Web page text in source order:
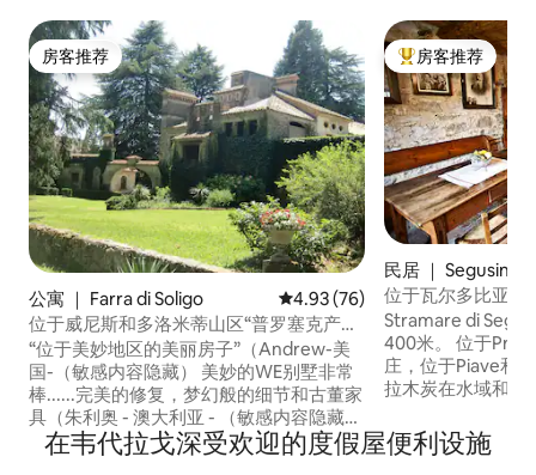
房客推荐
房客推荐
公寓 ｜ Farra di Soligo 平均评分 4.93 分（满分 5 分）
4.93 (76)
位于威尼斯和多洛米蒂山区“普罗塞克产
区”之间的甜蜜别墅
“位于美妙地区的美丽房子”（Andrew-美
国-（敏感内容隐藏） 美妙的WE别墅非常
棒......完美的修复，梦幻般的细节和古董家
具（朱利奥 - 澳大利亚 - （敏感内容隐藏）
非常美丽！！！梦幻般的住宅（尼古拉 -
意大利 - （敏感内容隐藏） “Villa Dolce”是
热门「房客推荐」
房客推荐
民居 ｜ Segusino
位于瓦尔多比亚
和塞古西诺（
Stramare
Stramare di
400米。 位于
庄，位于Piave和
拉木炭在水域和木
合国教科文组织遗
Valdobbiadene/
在韦代拉戈深受欢迎的度假屋便利设施